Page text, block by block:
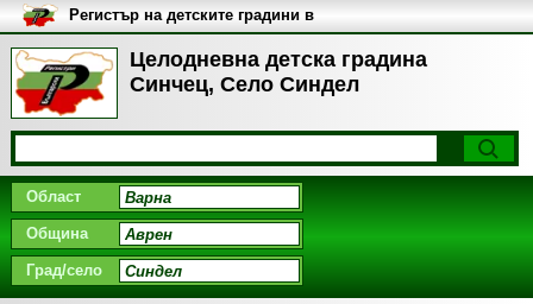
Целодневна детска градина
Синчец, Село Синдел
Регистър на детските градини в
България
Област
Община
Град/село